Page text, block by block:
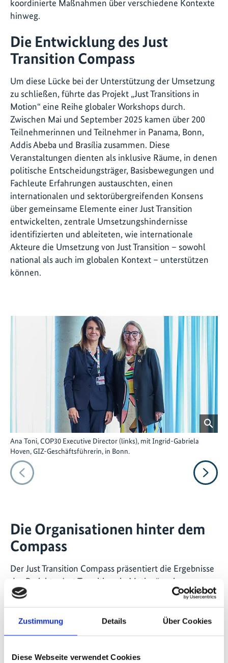
Zustimmung Details Über Cookies
Diese Webseite verwendet Cookies
koordinierte Maßnahmen über verschiedene Kontexte
hinweg.
Die Entwicklung des Just
Transition Compass
Um diese Lücke bei der Unterstützung der Umsetzung
zu schließen, führte das Projekt „Just Transitions in
Motion“ eine Reihe globaler Workshops durch.
Zwischen Mai und September 2025 kamen über 200
Teilnehmerinnen und Teilnehmer in Panama, Bonn,
Addis Abeba und Brasília zusammen. Diese
Veranstaltungen dienten als inklusive Räume, in denen
politische Entscheidungsträger, Basisbewegungen und
Fachleute Erfahrungen austauschten, einen
internationalen und sektorübergreifenden Konsens
über gemeinsame Elemente einer Just Transition
entwickelten, zentrale Umsetzungshindernisse
identifizierten und ableiteten, wie internationale
Akteure die Umsetzung von Just Transition – sowohl
national als auch im globalen Kontext – unterstützen
können.
Ana Toni, COP30 Executive Director (links), mit Ingrid-Gabriela
Hoven, GIZ-Geschäftsführerin, in Bonn.
Vorheriges
Die Organisationen hinter dem
Compass
Der Just Transition Compass präsentiert die Ergebnisse
des Projekts „Just Transitions in Motion“ – einer
Partnerschaft zwischen Climate Strategies und
LACLIMA, in Zusammenarbeit mit der COP30-
Präsidentschaft und dem brasilianischen Umwelt- und
Klimaministerium (MMA).
Das Projekt wird durch die Internationale